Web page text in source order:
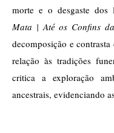
morte e o desgaste
Mata | Até os Confins
decomposição e
relação às tradições
critica a exploração
ancestrais, evidenciando